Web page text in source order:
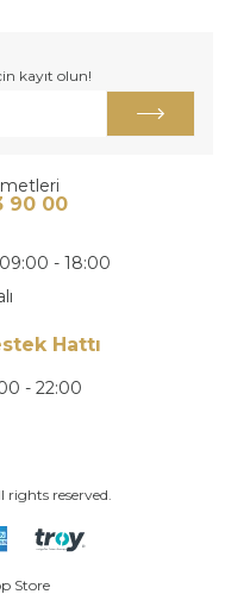
kayıt olun!
90 00
- 18:00
Hattı
- 22:00
rights reserved.
Store